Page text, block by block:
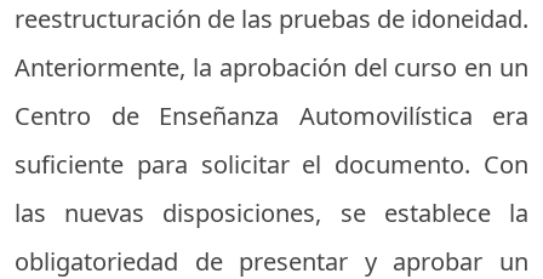
reestructuración de las pruebas de idoneidad.
Anteriormente, la aprobación del curso en un
Centro de Enseñanza Automovilística era
suficiente para solicitar el documento. Con
las nuevas disposiciones, se establece la
obligatoriedad de presentar y aprobar un